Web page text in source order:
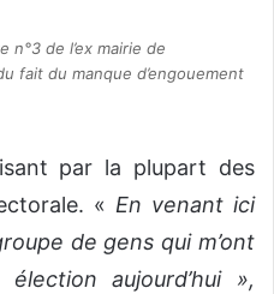
n°3 de l’ex mairie de
fait du manque d’engouement
par la plupart des
« En venant ici
de gens qui m’ont
aujourd’hui »,